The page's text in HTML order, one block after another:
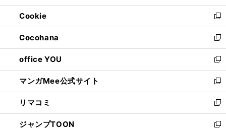
開
く
ウ
で
開
く
ン
ド
ウ
で
開
く
ウ
ィ
ン
ド
ウ
で
開
く
Cookie
新
し
い
ウ
ィ
ン
ド
ウ
で
開
く
Cocohana
新
し
い
ウ
ィ
ン
ド
ウ
で
office YOU
新
し
い
ウ
ィ
ン
ド
マンガMee公式サイト
新
し
い
ウ
ィ
リマコミ
新
し
い
ジャンプTOON
新